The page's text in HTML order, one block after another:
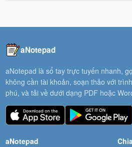
aNotepad
aNotepad là sổ tay trực tuyến nhanh,
không cần tài khoản, soạn thảo với
phú, và tải về dưới dạng PDF hoặc
aNotepad